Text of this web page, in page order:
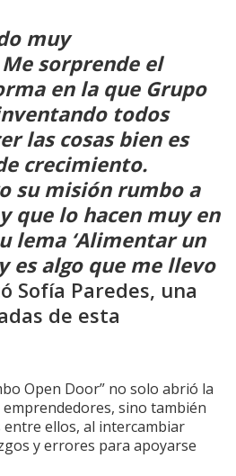
muy
sorprende el
en la que Grupo
todos
las cosas bien es
crecimiento.
su misión rumbo a
que lo hacen muy en
lema ‘Alimentar un
es algo que me llevo
Sofía Paredes, una
de esta
Open Door” no solo abrió la
sino también
ellos, al intercambiar
y errores para apoyarse